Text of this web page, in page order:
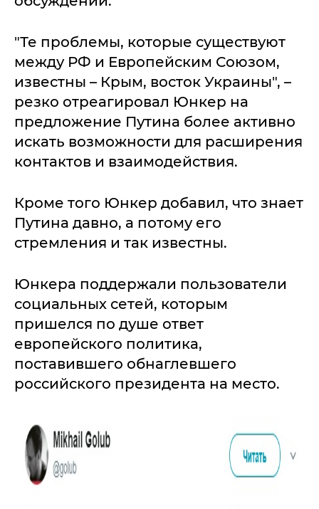
"Те проблемы, которые существуют
между РФ и Европейским Союзом,
известны – Крым, восток Украины", –
резко отреагировал Юнкер на
предложение Путина более активно
искать возможности для расширения
контактов и взаимодействия.
Кроме того Юнкер добавил, что знает
Путина давно, а потому его
стремления и так известны.
Юнкера поддержали пользователи
социальных сетей, которым
пришелся по душе ответ
европейского политика,
поставившего обнаглевшего
российского президента на место.